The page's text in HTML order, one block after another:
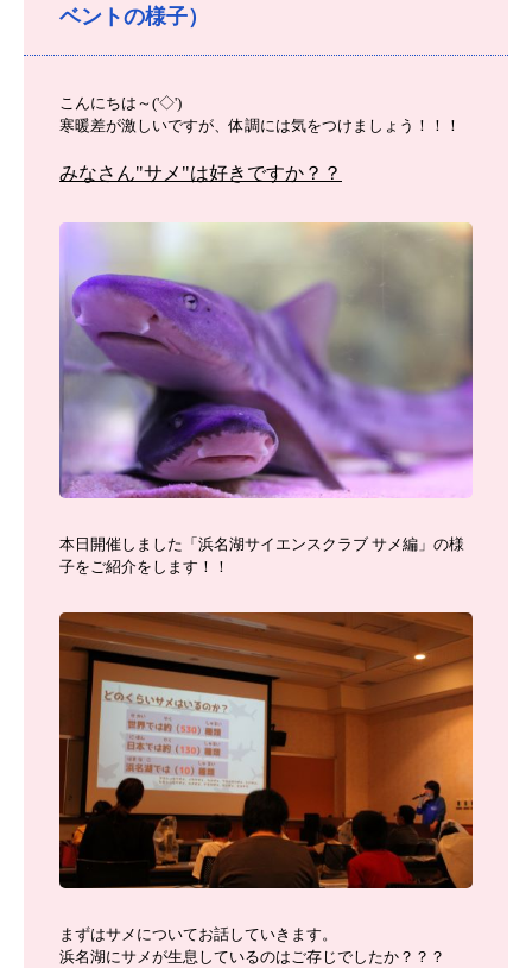
ベントの様子）
こんにちは～('◇')ゞ
寒暖差が激しいですが、体調には気をつけましょう！！！
みなさん"サメ"は好きですか？？
本日開催しました「浜名湖サイエンスクラブ サメ編」の様
子をご紹介をします！！
まずはサメについてお話していきます。
浜名湖にサメが生息しているのはご存じでしたか？？？